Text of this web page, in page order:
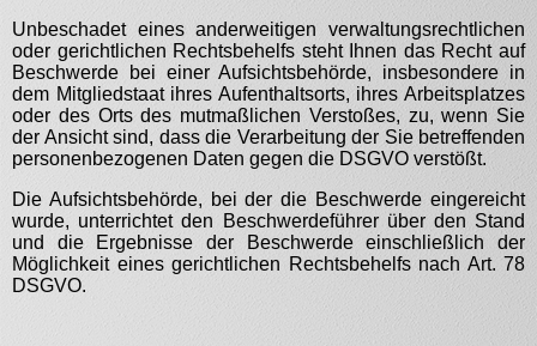
Unbeschadet eines anderweitigen verwaltungsrechtlichen
oder gerichtlichen Rechtsbehelfs steht Ihnen das Recht auf
Beschwerde bei einer Aufsichtsbehörde, insbesondere in
dem Mitgliedstaat ihres Aufenthaltsorts, ihres Arbeitsplatzes
oder des Orts des mutmaßlichen Verstoßes, zu, wenn Sie
der Ansicht sind, dass die Verarbeitung der Sie betreffenden
personenbezogenen Daten gegen die DSGVO verstößt.
Die Aufsichtsbehörde, bei der die Beschwerde eingereicht
wurde, unterrichtet den Beschwerdeführer über den Stand
und die Ergebnisse der Beschwerde einschließlich der
Möglichkeit eines gerichtlichen Rechtsbehelfs nach Art. 78
DSGVO.